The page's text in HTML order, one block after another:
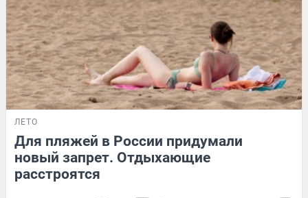
ЛЕТО
Для пляжей в России придумали
новый запрет. Отдыхающие
расстроятся